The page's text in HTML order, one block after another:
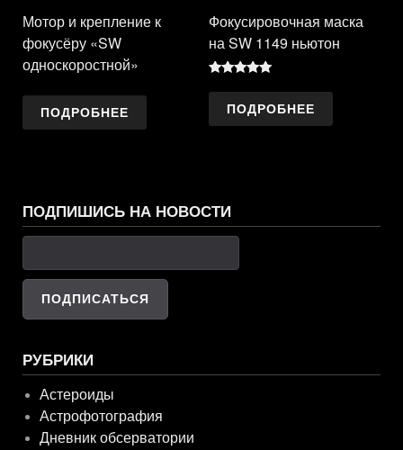
Мотор и крепление к
фокусёру «SW
односкоростной»
ПОДРОБНЕЕ
Фокусировочная маска
на SW 1149 ньютон
5.00
из 5ПОДРОБНЕЕ
ПОДПИШИСЬ НА НОВОСТИ
РУБРИКИ
Астероиды
Астрофотография
Дневник обсерватории